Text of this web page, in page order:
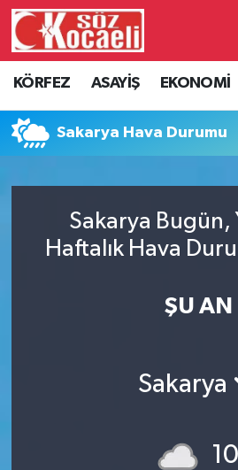
KÖRFEZ ASAYİŞ EKONOMİ
Sakarya Hava Durumu
Sakarya Bugün,
Haftalık Hava
ŞU AN
Sakarya
10
Kocaeli Hava Durumu
Kocaeli Namaz Vakitleri
Süper Lig Puan Durumu ve